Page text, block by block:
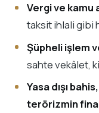
Vergi ve kamu
taksit ihlali gibi
Şüpheli işlem
sahte vekâlet,
Yasa dışı
terörizmin